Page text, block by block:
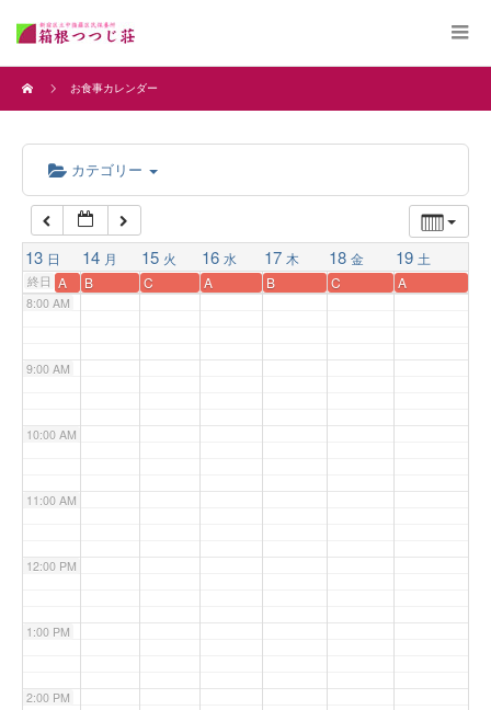
お食事カレンダー
カテゴリー
13 日 14 月 15 火 16 水 17 木 18 金 19 土
終日 A B C A B C A
4:00 AM
6:00 AM
7:00 AM
8:00 AM
9:00 AM
10:00 AM
11:00 AM
12:00 PM
1:00 PM
2:00 PM